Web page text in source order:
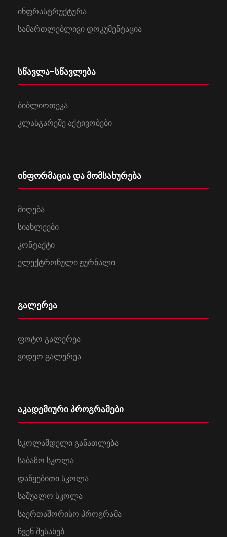
ინფრასტრუქტურა
სამართლებლივი დოკუმენტაცია
სწავლა-სწავლება
ბიბლიოთეკა
კლასგარეშე აქტივობები
ინფორმაცია და მომსახურება
მიღება
სიახლეები
კონტაქტი
ელექტრონული ჟურნალი
გალერეა
ფოტო გალერეა
ვიდეო გალერეა
აკადემიური პროგრამები
სკოლამდელი განათლება
საბაზო სკოლა
დაწყებითი სკოლა
საშუალო სკოლა
საერთაშორისო პროგრამა
ჩვენ შესახებ